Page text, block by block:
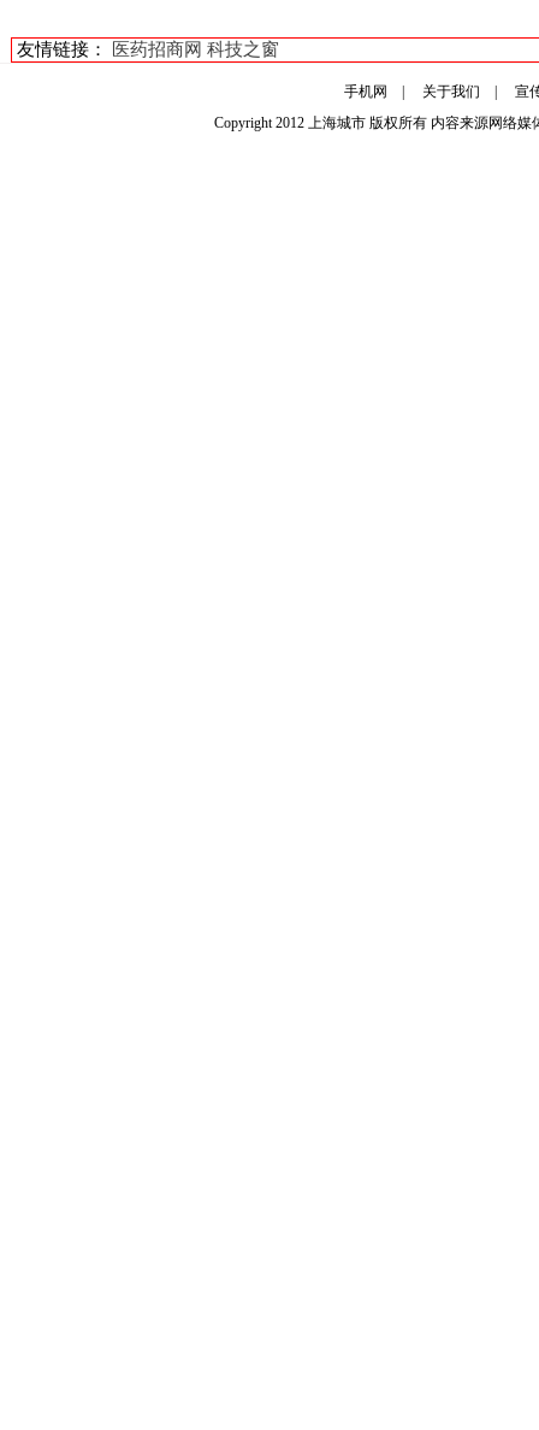
友情链接： 医药招商网 科技之窗
手机网 关于我们 |宣
Copyright 2012上海城市 版权所有 内容来源网络媒